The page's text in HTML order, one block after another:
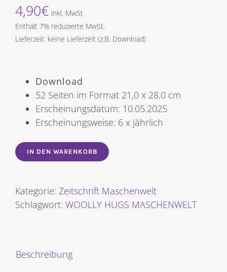
4,90€ inkl. MwSt
Enthält 7% reduzierte MwSt.
Lieferzeit: keine Lieferzeit (z.B. Download)
Download
52 Seiten im Format 21,0 x 28,0 cm
Erscheinungsdatum: 10.05.2025
Erscheinungsweise: 6 x jährlich
IN DEN WARENKORB
Kategorie: Zeitschrift Maschenwelt
Schlagwort: WOOLLY HUGS MASCHENWELT
Beschreibung